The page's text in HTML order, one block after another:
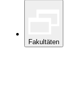
Fakultäten